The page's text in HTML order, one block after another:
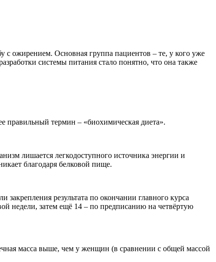
ожирением. Основная группа пациентов – те, у кого уже
системы питания стало понятно, что она также
правильный термин – «биохимическая диета».
лишается легкодоступного источника энергии и
благодаря белковой пище.
результата по окончании главного курса
недели, затем ещё 14 – по предписанию на четвёртую
масса выше, чем у женщин (в сравнении с общей массой